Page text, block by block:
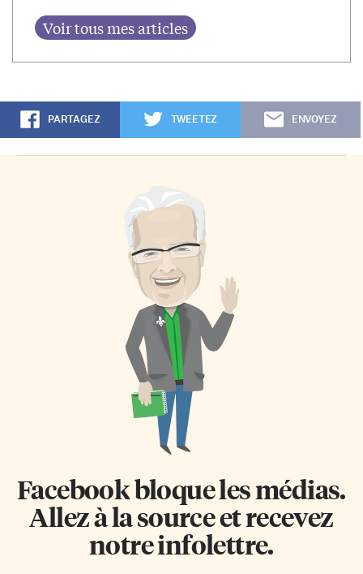
PARTAGEZ TWEETEZ ENVOYEZ
Facebook bloque les médias.
Allez à la source et recevez
notre infolettre.